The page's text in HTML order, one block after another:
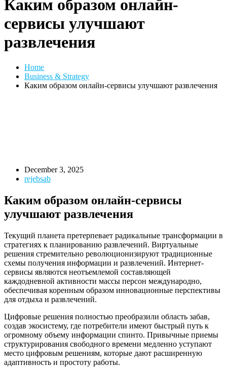
Каким образом онлайн-
сервисы улучшают
развлечения
Home
Business & Strategy
Каким образом онлайн-сервисы улучшают развлечения
December 3, 2025
rejebsab
Каким образом онлайн-сервисы
улучшают развлечения
Текущий планета претерпевает радикальные трансформации в
стратегиях к планированию развлечений. Виртуальные
решения стремительно революционизируют традиционные
схемы получения информации и развлечений. Интернет-
сервисы являются неотъемлемой составляющей
каждодневной активности массы персон международно,
обеспечивая коренным образом инновационные перспективы
для отдыха и развлечений.
Цифровые решения полностью преобразили область забав,
создав экосистему, где потребители имеют быстрый путь к
огромному объему информации спинто. Привычные приемы
структурирования свободного времени медленно уступают
место цифровым решениям, которые дают расширенную
адаптивность и простоту работы.